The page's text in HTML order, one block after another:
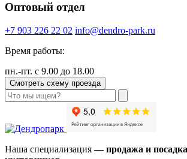
Оптовый отдел
+7 903 226 22 02 info@dendro-park.ru
Время работы:
пн.-пт. с 9.00 до 18.00
Смотреть схему проезда
Наша специализация— продажа и